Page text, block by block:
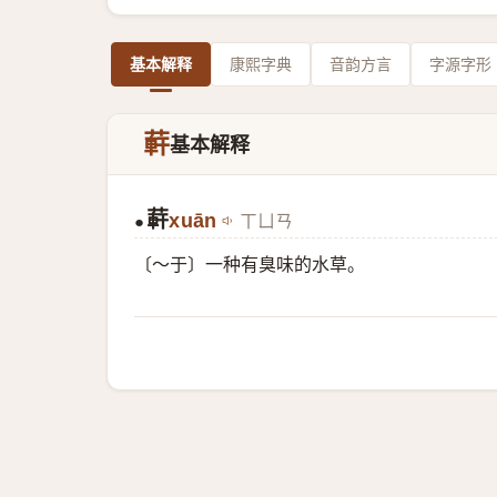
基本解释 康熙字典 音韵方言 字源字形
蓒基本解释
● 蓒xuān ㄒㄩㄢ
〔～于〕一种有臭味的水草。